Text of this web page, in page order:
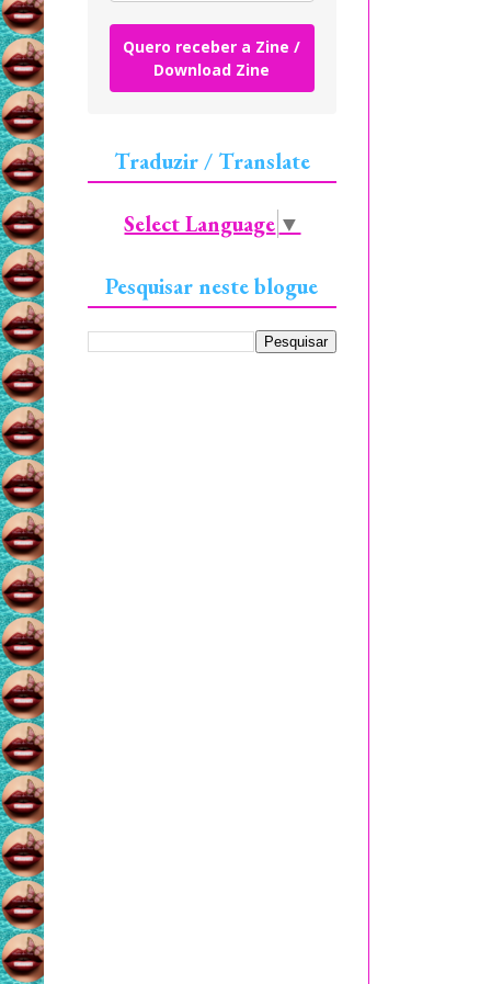
Quero receber a Zine /
Download Zine
Traduzir / Translate
Select Language ▼
Pesquisar neste blogue